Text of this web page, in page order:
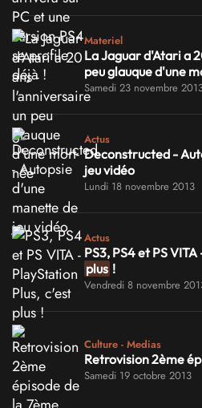
Materiel
La Jaguar d'Atari a
peu glauque d'une
Samedi 23 novembre
Actus
Deconstructed -
jeu vidéo
Lundi 18 novembre 2013
Actus
PS3, PS4 et PS VITA
plus !
Vendredi 8 novembre
Culture - Medias
Retrovision 2ème
Samedi 19 octobre 2013